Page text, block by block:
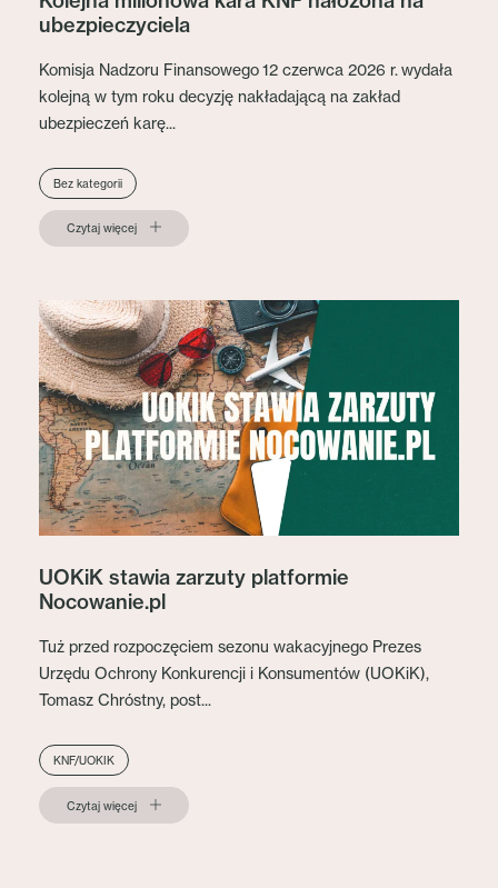
ubezpieczyciela
Komisja Nadzoru Finansowego 12 czerwca 2026 r. wydała
kolejną w tym roku decyzję nakładającą na zakład
ubezpieczeń karę...
Bez kategorii
Czytaj więcej
UOKiK stawia zarzuty platformie
Nocowanie.pl
Tuż przed rozpoczęciem sezonu wakacyjnego Prezes
Urzędu Ochrony Konkurencji i Konsumentów (UOKiK),
Tomasz Chróstny, post...
KNF/UOKIK
Czytaj więcej